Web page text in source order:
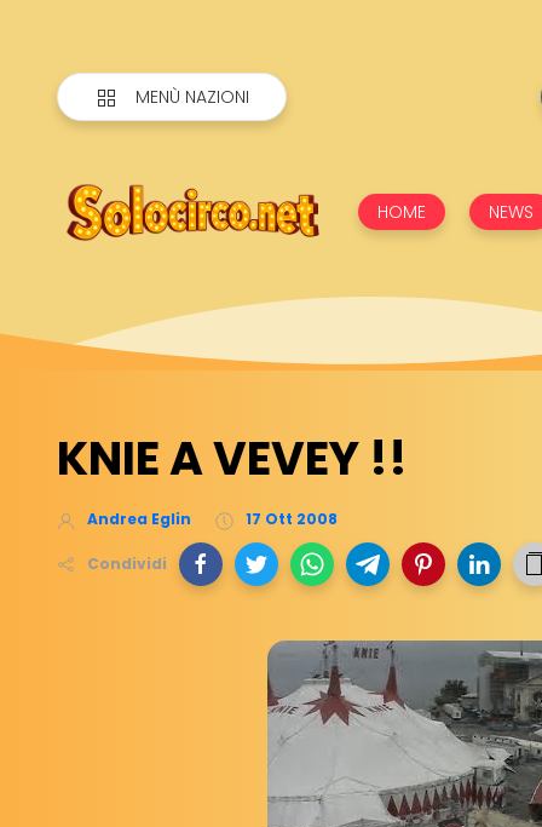
MENÙ NAZIONI
HOME NEWS
KNIE A VEVEY !!
Andrea Eglin 17 Ott 2008
Condividi